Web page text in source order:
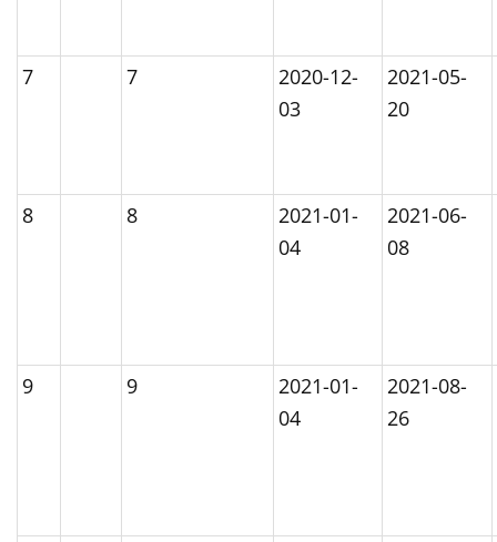
7 7
2020-12-
03
2021-05-
20
8 8
2021-01-
04
2021-06-
08
9 9
2021-01-
04
2021-08-
26